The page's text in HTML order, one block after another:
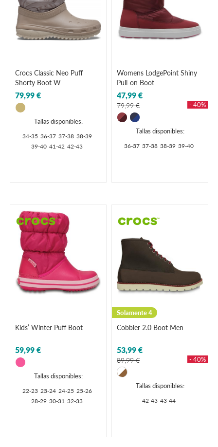
Crocs Classic Neo Puff
Shorty Boot W
79,99 €
Tallas disponibles:
34-35 36-37 37-38 38-39
39-40 41-42 42-43
Womens LodgePoint Shiny
Pull-on Boot
47,99 €
79,99 € - 40%
Tallas disponibles:
36-37 37-38 38-39 39-40
Kids’ Winter Puff Boot
59,99 €
Tallas disponibles:
22-23 23-24 24-25 25-26
28-29 30-31 32-33
Solamente 4
Cobbler 2.0 Boot Men
53,99 €
89,99 € - 40%
Tallas disponibles:
42-43 43-44